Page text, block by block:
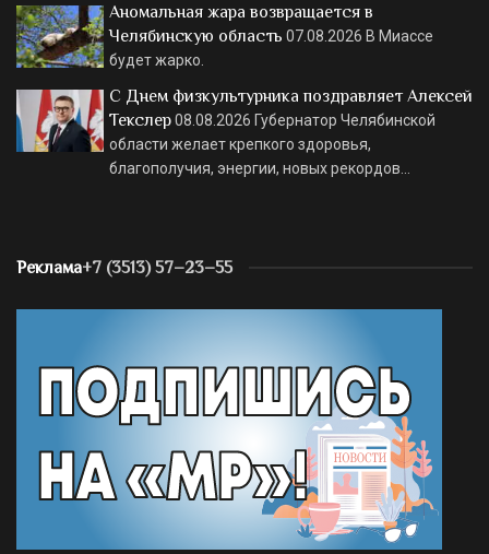
Аномальная жара возвращается в
Челябинскую область 07.08.2026 В Миассе
будет жарко.
С Днем физкультурника поздравляет Алексей
Текслер08.08.2026 Губернатор Челябинской
области желает крепкого здоровья,
благополучия, энергии, новых рекордов…
Реклама+7 (3513) 57–23–55